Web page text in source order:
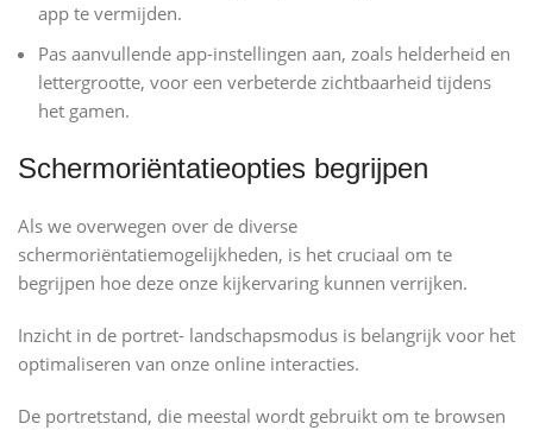
app te vermijden.
Pas aanvullende app-instellingen aan, zoals helderheid en
lettergrootte, voor een verbeterde zichtbaarheid tijdens
het gamen.
Schermoriëntatieopties begrijpen
Als we overwegen over de diverse
schermoriëntatiemogelijkheden, is het cruciaal om te
begrijpen hoe deze onze kijkervaring kunnen verrijken.
Inzicht in de portret- landschapsmodus is belangrijk voor het
optimaliseren van onze online interacties.
De portretstand, die meestal wordt gebruikt om te browsen